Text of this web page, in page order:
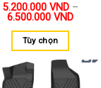
5.200.000 VND–
6.500.000 VND
Tùy chọn